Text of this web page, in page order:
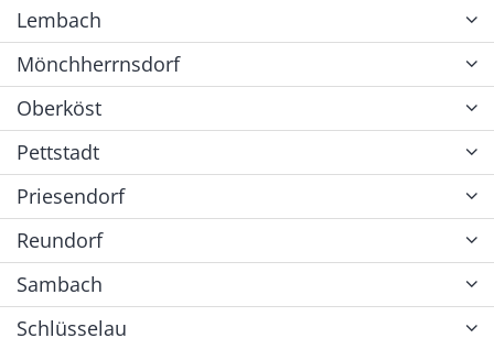
Lembach
Mönchherrnsdorf
Oberköst
Pettstadt
Priesendorf
Reundorf
Sambach
Schlüsselau